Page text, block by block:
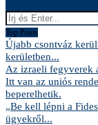
Top Posts
Újabb csontváz
kerületben...
Az izraeli fegyverek
Itt van az uniós
beperelhetik.
„Be kell lépni a
ügyekről...